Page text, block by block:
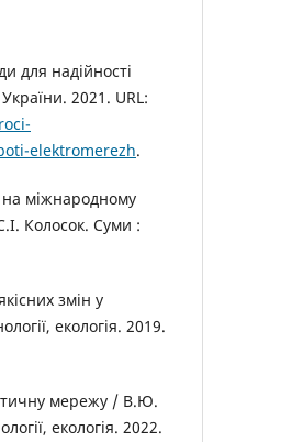
для надійності
2021. URL:
elektromerezh.
міжнародному
Колосок. Суми :
змін у
екологія. 2019.
мережу / В.Ю.
екологія. 2022.